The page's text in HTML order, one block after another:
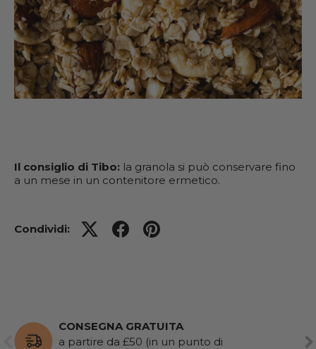
Il consiglio di Tibo: la granola si può conservare fino
a un mese in un contenitore ermetico.
Condividi:
PRECEDENTE
CONSEGNA GRATUITA
a partire da £50 (in un punto di